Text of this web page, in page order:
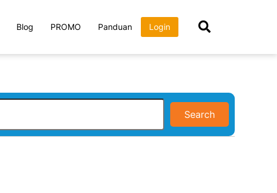
Blog PROMO Panduan Login
Search